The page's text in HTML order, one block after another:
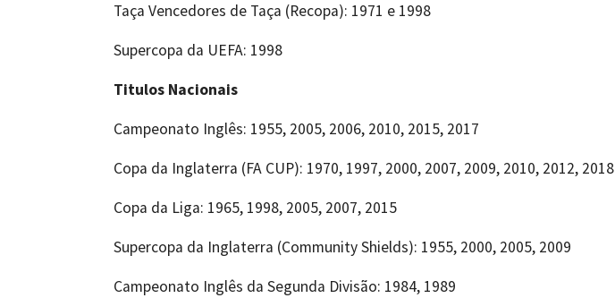
Taça Vencedores de Taça (Recopa): 1971 e 1998
Supercopa da UEFA: 1998
Titulos Nacionais
Campeonato Inglês: 1955, 2005, 2006, 2010, 2015, 2017
Copa da Inglaterra (FA CUP): 1970, 1997, 2000, 2007, 2009, 2010, 2012, 2018
Copa da Liga: 1965, 1998, 2005, 2007, 2015
Supercopa da Inglaterra (Community Shields): 1955, 2000, 2005, 2009
Campeonato Inglês da Segunda Divisão: 1984, 1989